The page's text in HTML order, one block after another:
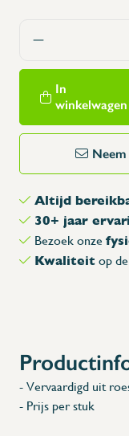
In
winkelwagen
Altijd
30+ jaar
Bezoek onze
Kwaliteit op
- Vervaardigd uit
- Prijs per stuk